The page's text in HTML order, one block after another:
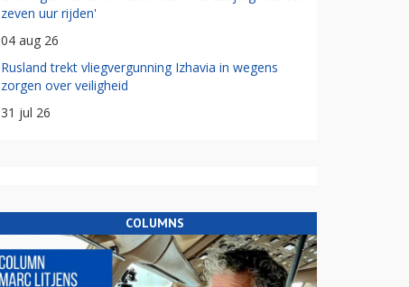
zeven uur rijden'
04 aug 26
Rusland trekt vliegvergunning Izhavia in wegens
zorgen over veiligheid
31 jul 26
COLUMNS